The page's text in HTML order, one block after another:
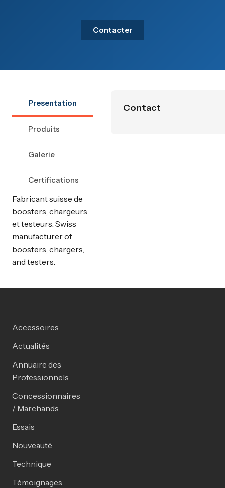
Contacter
Presentation
Produits
Galerie
Certifications
Fabricant suisse de
boosters, chargeurs
et testeurs. Swiss
manufacturer of
boosters, chargers,
and testers.
Contact
Accessoires
Actualités
Annuaire des
Professionnels
Concessionnaires
/ Marchands
Essais
Nouveauté
Technique
Témoignages